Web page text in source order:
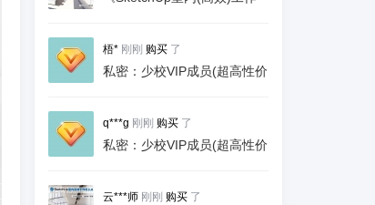
梧* 刚刚 购买 了
私密：少校VIP成员(超高性价
q***g 刚刚 购买 了
私密：少校VIP成员(超高性价
云***师 刚刚 购买 了